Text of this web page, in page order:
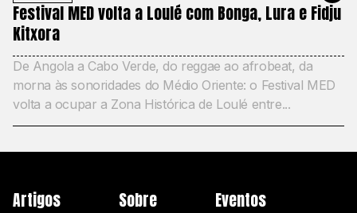
Festival MED volta a Loulé com Bonga, Lura e Fidju
Kitxora
De Angola a Cabo Verde, do reggae ao afrobeat, da
morna às sonoridades do Médio Oriente: o Festival MED
volta a ocupar a Zona Histórica de Loulé entre...
Artigos Sobre Eventos